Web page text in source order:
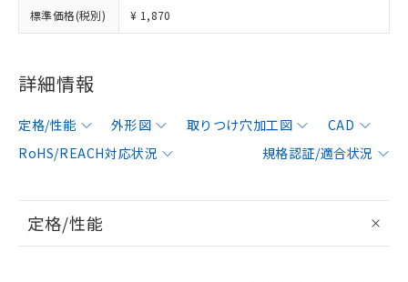
標準価格(税別) ¥ 1,870
詳細情報
定格/性能 外形図 取りつけ穴加工図
CAD
RoHS/REACH対応状況
規格認証/適合状況
定格/性能